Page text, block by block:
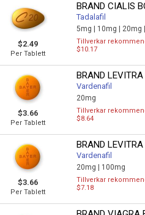
$2.49
Per Tablett
BRAND CIALIS
Tadalafil
5mg | 10mg | 20mg
Tillverkar
$10.17
$3.66
Per Tablett
BRAND LEVITRA
Vardenafil
20mg
Tillverkar
$8.64
$3.66
Per Tablett
BRAND
Vardenafil
20mg | 100mg
Tillverkar
$7.18